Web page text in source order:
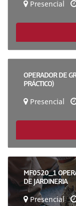
Presencial
OPERADOR DE
PRÁCTICO)
Presencial
MF0520_1
DE JARDINERIA
Presencial